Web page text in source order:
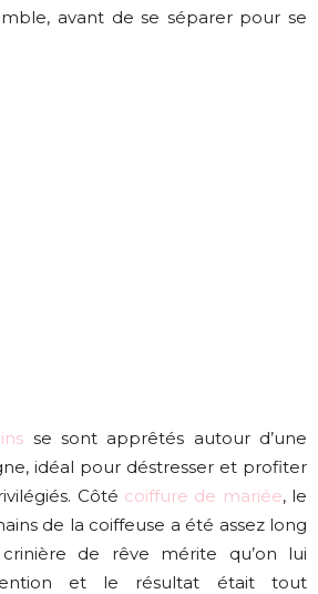
avant de se séparer pour se
se sont apprêtés autour d’une
idéal pour déstresser et profiter
Côté coiffure de mariée, le
de la coiffeuse a été assez long
de rêve mérite qu’on lui
et le résultat était tout